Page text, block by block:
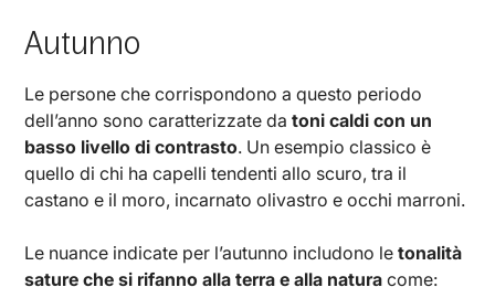
Autunno
Le persone che corrispondono a questo periodo
dell’anno sono caratterizzate datoni caldi con un
basso livello di contrasto. Un esempio classico è
quello di chi ha capelli tendenti allo scuro, tra il
castano e il moro, incarnato olivastro e occhi marroni.
Le nuance indicate per l’autunno includono letonalità
sature che si rifanno alla terra e alla natura come: